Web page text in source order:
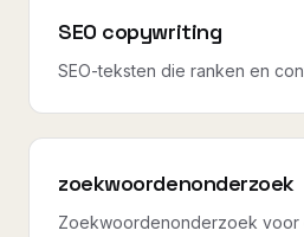
SEO copywriting
SEO-teksten die ranken en
zoekwoordenonderzoek
Zoekwoordenonderzoek voor